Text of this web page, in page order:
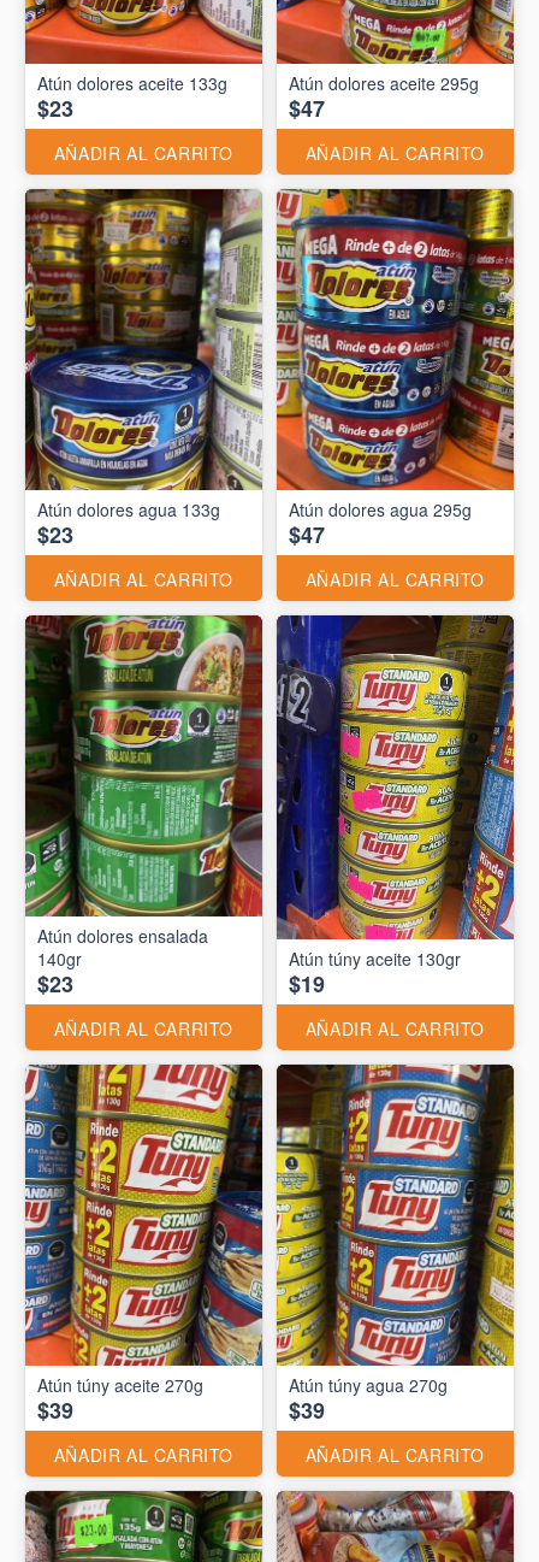
Atún dolores aceite 133g
$23
AÑADIR AL CARRITO
Atún dolores aceite 295g
$47
AÑADIR AL CARRITO
Atún dolores agua 133g
$23
AÑADIR AL CARRITO
Atún dolores agua 295g
$47
AÑADIR AL CARRITO
Atún dolores ensalada
140gr
$23
AÑADIR AL CARRITO
Atún túny aceite 130gr
$19
AÑADIR AL CARRITO
Atún túny aceite 270g
$39
AÑADIR AL CARRITO
Atún túny agua 270g
$39
AÑADIR AL CARRITO